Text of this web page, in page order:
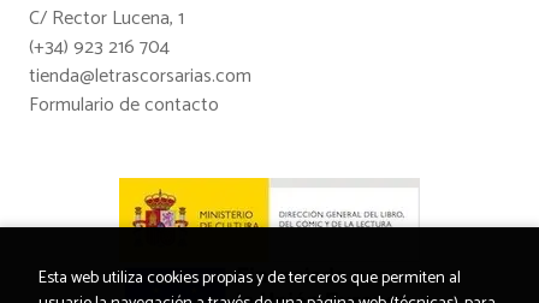
C/ Rector Lucena, 1
(+34) 923 216 704
tienda@letrascorsarias.com
Formulario de contacto
Esta web utiliza cookies propias y de terceros que permiten al